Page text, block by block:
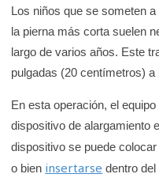
Los niños que se someten
la pierna más corta suelen
largo de varios años. Este
pulgadas (20 centímetros)
En esta operación, el
dispositivo de alargamiento
dispositivo se puede
o bien insertarse dentro del